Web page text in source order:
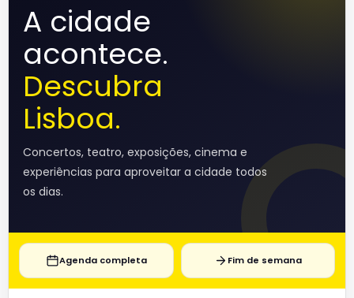
A cidade
acontece.
Descubra
Lisboa.
Concertos, teatro, exposições, cinema e
experiências para aproveitar a cidade todos
os dias.
Agenda completa Fim de semana